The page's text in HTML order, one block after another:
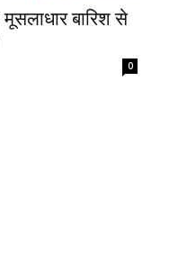
बारिश से
0